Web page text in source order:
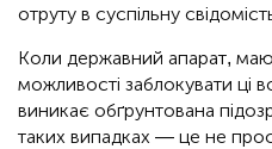
отруту в суспільну
Коли державний апарат,
можливості заблокувати ці
виникає обґрунтована
таких випадках — це не